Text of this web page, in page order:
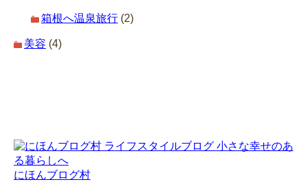
箱根へ温泉旅行 (2)
美容 (4)
にほんブログ村